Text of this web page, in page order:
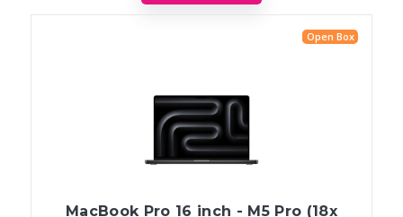
Open Box
MacBook Pro 16 inch - M5 Pro (18x